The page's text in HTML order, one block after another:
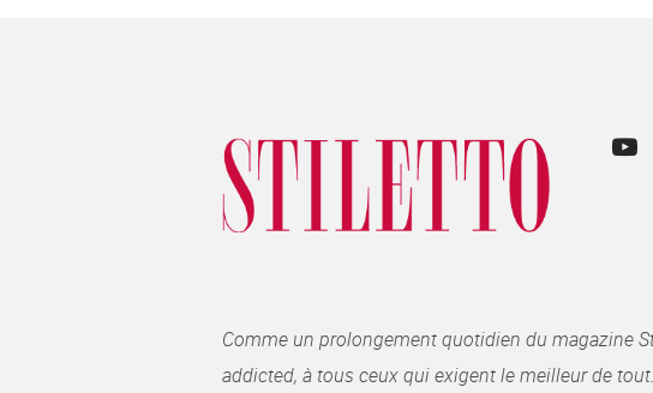
Comme un prolongement quotidien du magazine
addicted, à tous ceux qui exigent le meilleur de